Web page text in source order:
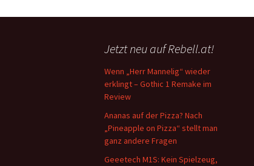
Jetzt neu auf Rebell.at!
Wenn „Herr Mannelig“ wieder
erklingt – Gothic 1 Remake im
Review
Ananas auf der Pizza? Nach
„Pineapple on Pizza“ stellt man
ganz andere Fragen
Geeetech M1S: Kein Spielzeug,